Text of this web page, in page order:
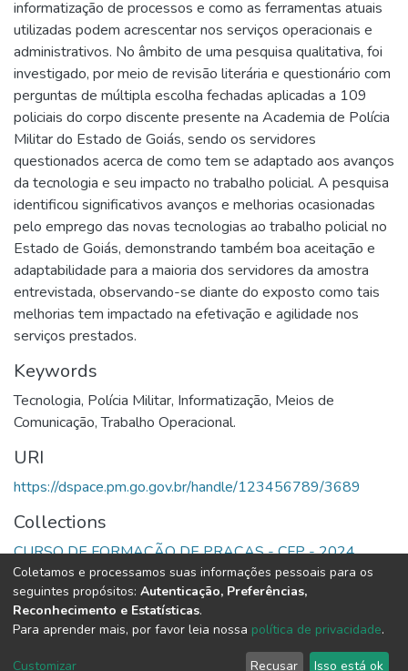
informatização de processos e como as ferramentas atuais
utilizadas podem acrescentar nos serviços operacionais e
administrativos. No âmbito de uma pesquisa qualitativa, foi
investigado, por meio de revisão literária e questionário com
perguntas de múltipla escolha fechadas aplicadas a 109
policiais do corpo discente presente na Academia de Polícia
Militar do Estado de Goiás, sendo os servidores
questionados acerca de como tem se adaptado aos avanços
da tecnologia e seu impacto no trabalho policial. A pesquisa
identificou significativos avanços e melhorias ocasionadas
pelo emprego das novas tecnologias ao trabalho policial no
Estado de Goiás, demonstrando também boa aceitação e
adaptabilidade para a maioria dos servidores da amostra
entrevistada, observando-se diante do exposto como tais
melhorias tem impactado na efetivação e agilidade nos
serviços prestados.
Keywords
Tecnologia, Polícia Militar, Informatização, Meios de
Comunicação,Trabalho Operacional.
URI
https://dspace.pm.go.gov.br/handle/123456789/3689
Collections
CURSO DE FORMAÇÃO DE PRAÇAS - CFP - 2024
Full item page
DSpace software copyright © 2002-2026 LYRASIS
Cookie End User Send
Coletamos e processamos suas informações pessoais para os
seguintes propósitos: Autenticação, Preferências,
Reconhecimento e Estatísticas.
Para aprender mais, por favor leia nossa política de privacidade.
Customizar Recusar Isso está ok